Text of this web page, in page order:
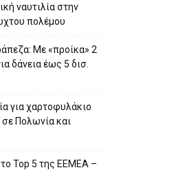
ναυτιλία στην
πολέμου
Με «προίκα» 2
δάνεια έως 5 δισ.
για χαρτοφυλάκιο
Πολωνία και
Top 5 της EEMEA –